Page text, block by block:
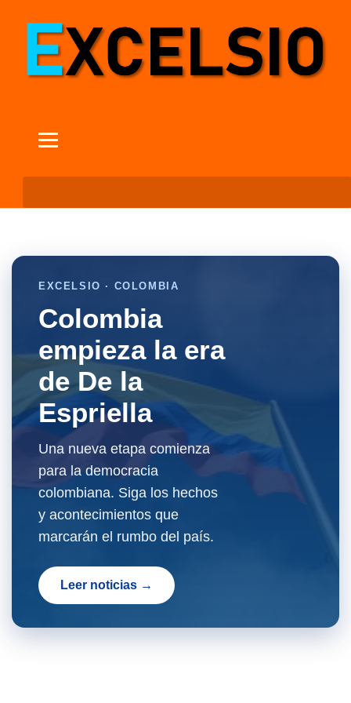
EXCELSIO · COLOMBIA
Colombia
empieza la era
de De la
Espriella
Una nueva etapa comienza
para la democracia
colombiana. Siga los hechos
y acontecimientos que
marcarán el rumbo del país.
Leer noticias →